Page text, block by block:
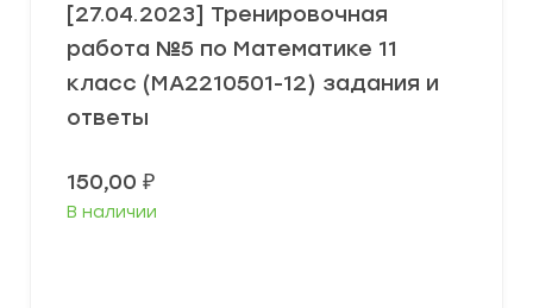
[27.04.2023] Тренировочная
работа №5 по Математике 11
класс (МА2210501-12) задания и
ответы
150,00 ₽
В наличии